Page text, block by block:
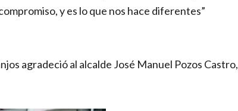
y es lo que nos hace diferentes”
agradeció al alcalde José Manuel Pozos Castro,